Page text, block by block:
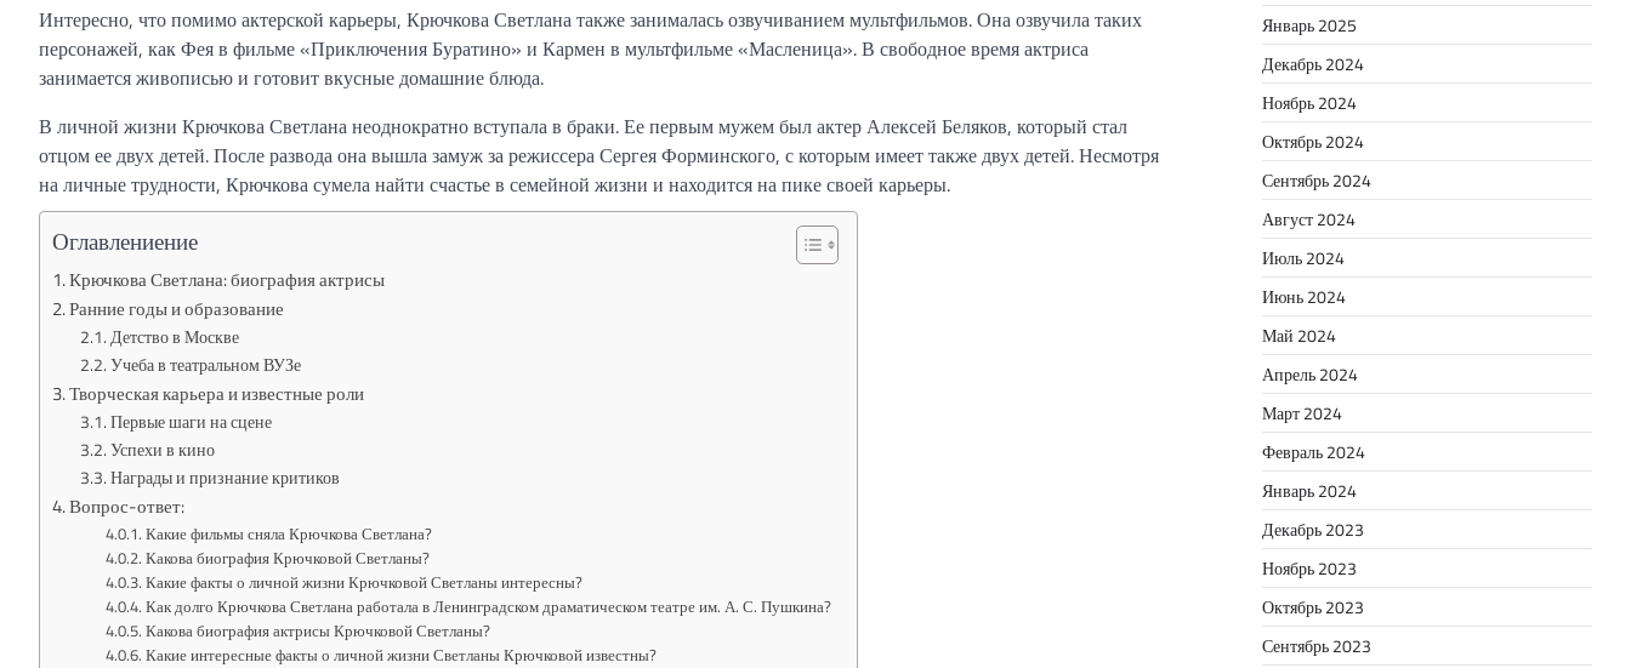
Интересно, что помимо актерской карьеры, Крючкова Светлана также занималась озвучиванием мультфильмов. Она озвучила таких
персонажей, как Фея в фильме «Приключения Буратино» и Кармен в мультфильме «Масленица». В свободное время актриса
занимается живописью и готовит вкусные домашние блюда.
В личной жизни Крючкова Светлана неоднократно вступала в браки. Ее первым мужем был актер Алексей Беляков, который стал
отцом ее двух детей. После развода она вышла замуж за режиссера Сергея Форминского, с которым имеет также двух детей. Несмотря
на личные трудности, Крючкова сумела найти счастье в семейной жизни и находится на пике своей карьеры.
Оглавлениение
Крючкова Светлана: биография актрисы
Ранние годы и образование
Детство в Москве
Учеба в театральном ВУЗе
Творческая карьера и известные роли
Первые шаги на сцене
Успехи в кино
Награды и признание критиков
Вопрос-ответ:
Какие фильмы сняла Крючкова Светлана?
Какова биография Крючковой Светланы?
Какие факты о личной жизни Крючковой Светланы интересны?
Как долго Крючкова Светлана работала в Ленинградском драматическом театре им. А. С. Пушкина?
Какова биография актрисы Крючковой Светланы?
Какие интересные факты о личной жизни Светланы Крючковой известны?
Январь 2025
Декабрь 2024
Ноябрь 2024
Октябрь 2024
Сентябрь 2024
Август 2024
Июль 2024
Июнь 2024
Май 2024
Апрель 2024
Март 2024
Февраль 2024
Январь 2024
Декабрь 2023
Ноябрь 2023
Октябрь 2023
Сентябрь 2023